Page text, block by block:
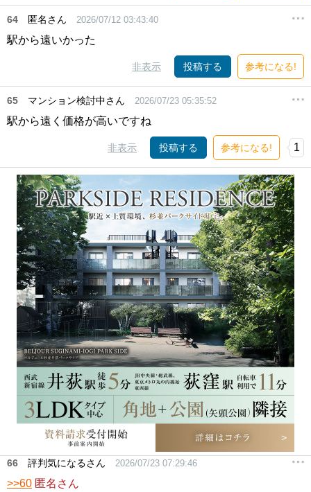
64 匿名さん 2026/07/12 03:43:40
駅から遠いかった
非表示 投稿する 参考になる!
65 マンション検討中さん 2026/07/23 05:35:52
駅から遠く価格が高いですね
非表示 投稿する 参考になる! 1
66 評判気になるさん 2026/07/23 07:29:46
>>60 匿名さん